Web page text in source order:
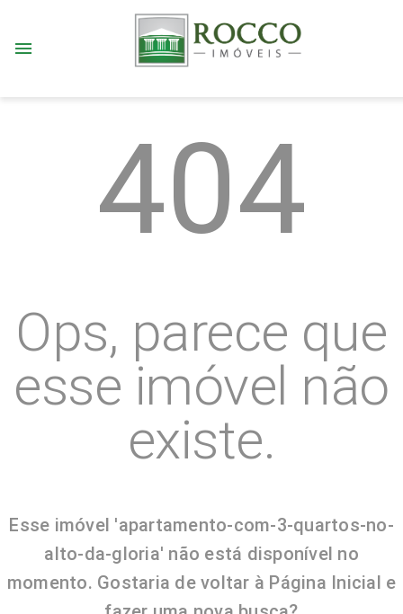
menu
404
Ops, parece que
esse imóvel não
existe.
Esse imóvel 'apartamento-com-3-quartos-no-
alto-da-gloria' não está disponível no
momento. Gostaria de voltar à Página Inicial e